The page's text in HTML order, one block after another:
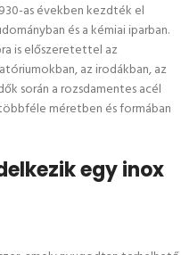
as években kezdték el
és a kémiai iparban.
is előszeretettel az
az irodákban, az
során a rozsdamentes acél
méretben és formában
egy inox